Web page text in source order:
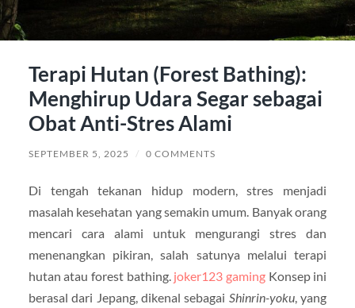
Terapi Hutan (Forest Bathing):
Menghirup Udara Segar sebagai
Obat Anti-Stres Alami
SEPTEMBER 5, 2025 / 0 COMMENTS
Di tengah tekanan hidup modern, stres menjadi
masalah kesehatan yang semakin umum. Banyak orang
mencari cara alami untuk mengurangi stres dan
menenangkan pikiran, salah satunya melalui terapi
hutan atau forest bathing. joker123 gamingKonsep ini
berasal dari Jepang, dikenal sebagai Shinrin-yoku, yang